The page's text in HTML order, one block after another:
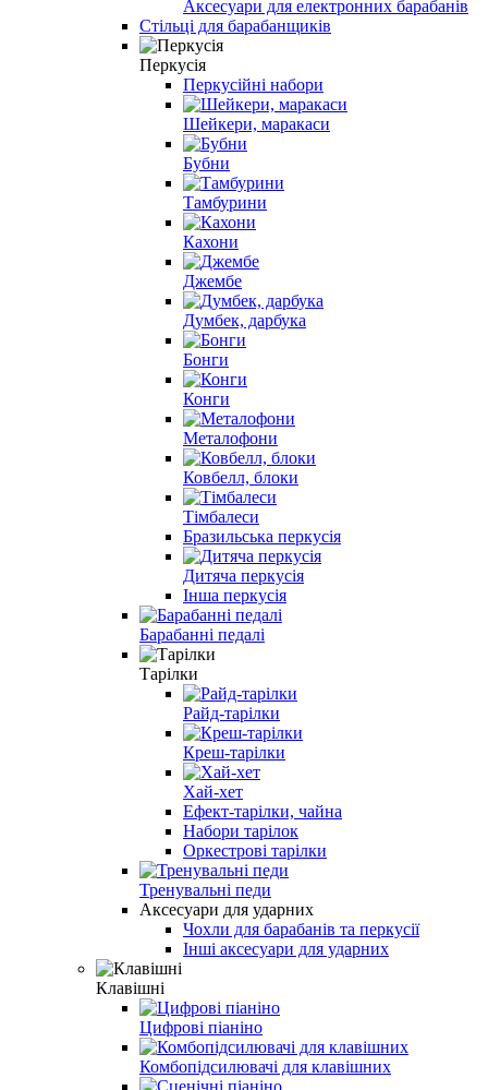
Аксесуари для електронних барабанів
Стільці для барабанщиків
Перкусія
Перкусійні набори
Шейкери, маракаси
Бубни
Тамбурини
Кахони
Джембе
Думбек, дарбука
Бонги
Конги
Металофони
Ковбелл, блоки
Тімбалеси
Бразильська перкусія
Дитяча перкусія
Інша перкусія
Барабанні педалі
Тарілки
Райд-тарілки
Креш-тарілки
Хай-хет
Ефект-тарілки, чайна
Набори тарілок
Оркестрові тарілки
Тренувальні педи
Аксесуари для ударних
Чохли для барабанів та перкусії
Інші аксесуари для ударних
Клавішні
Цифрові піаніно
Комбопідсилювачі для клавішних